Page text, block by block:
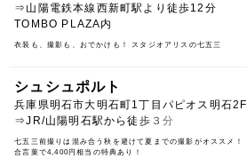
⇒山陽電鉄本線西新町駅より徒歩12分
TOMBO PLAZA内
衣装も、撮影も、おでかけも！ スタジオアリスの七五三
シュシュポルト
兵庫県明石市大明石町1丁目パピオス明石2F
⇒JR/山陽明石駅から徒歩３分
七五三前撮りは混み合う秋を避けて夏までの撮影がオススメ！
合言葉で4,400円相当の特典あり！